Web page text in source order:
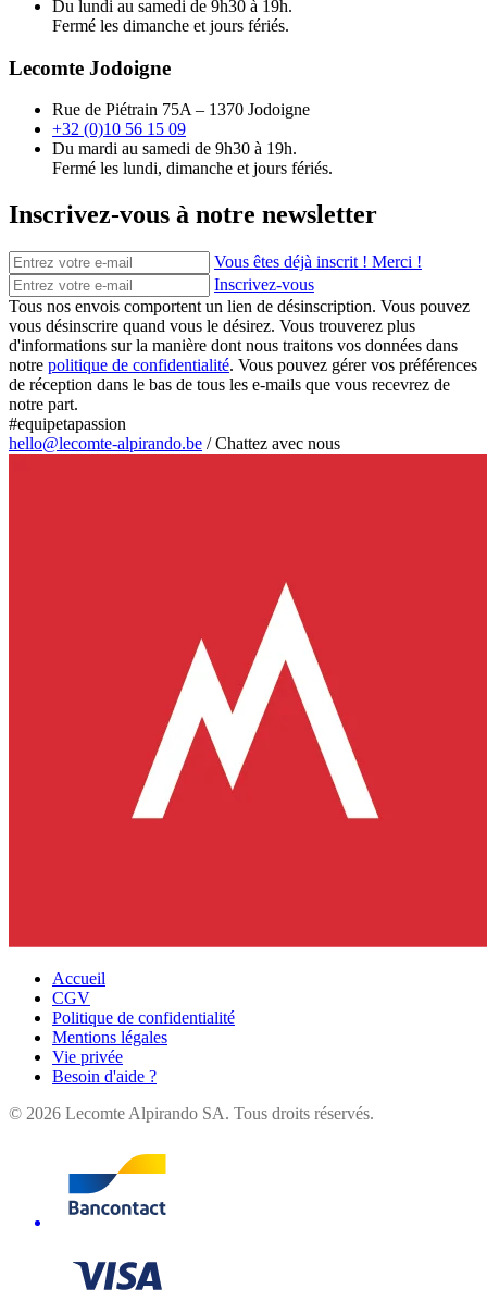
Du lundi au samedi de 9h30 à 19h.
Fermé les dimanche et jours fériés.
Lecomte Jodoigne
Rue de Piétrain 75A – 1370 Jodoigne
+32 (0)10 56 15 09
Du mardi au samedi de 9h30 à 19h.
Fermé les lundi, dimanche et jours fériés.
Inscrivez-vous à notre newsletter
Vous êtes déjà inscrit ! Merci !
Inscrivez-vous
Tous nos envois comportent un lien de désinscription. Vous pouvez
vous désinscrire quand vous le désirez. Vous trouverez plus
d'informations sur la manière dont nous traitons vos données dans
notre politique de confidentialité. Vous pouvez gérer vos préférences
de réception dans le bas de tous les e-mails que vous recevrez de
notre part.
#equipetapassion
hello@lecomte-alpirando.be /Chattez avec nous
Accueil
CGV
Politique de confidentialité
Mentions légales
Vie privée
Besoin d'aide ?
© 2026 Lecomte Alpirando SA. Tous droits réservés.